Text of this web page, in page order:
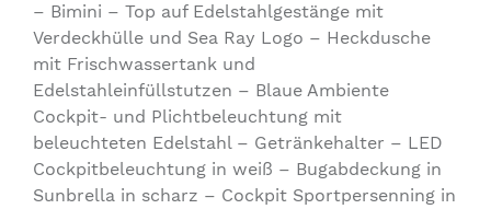
– Bimini – Top auf Edelstahlgestänge mit
Verdeckhülle und Sea Ray Logo – Heckdusche
mit Frischwassertank und
Edelstahleinfüllstutzen – Blaue Ambiente
Cockpit- und Plichtbeleuchtung mit
beleuchteten Edelstahl – Getränkehalter – LED
Cockpitbeleuchtung in weiß – Bugabdeckung in
Sunbrella in scharz – Cockpit Sportpersenning in